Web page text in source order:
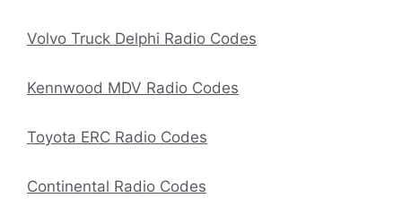
Volvo Truck Delphi Radio Codes
Kennwood MDV Radio Codes
Toyota ERC Radio Codes
Continental Radio Codes